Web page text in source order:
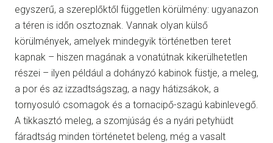
egyszerű, a szereplőktől független körülmény: ugyanazon
a téren is időn osztoznak. Vannak olyan külső
körülmények, amelyek mindegyik történetben teret
kapnak – hiszen magának a vonatútnak kikerülhetetlen
részei – ilyen például a dohányzó kabinok füstje, a meleg,
a por és az izzadtságszag, a nagy hátizsákok, a
tornyosuló csomagok és a tornacipő-szagú kabinlevegő.
A tikkasztó meleg, a szomjúság és a nyári petyhüdt
fáradtság minden történetet beleng, még a vasalt